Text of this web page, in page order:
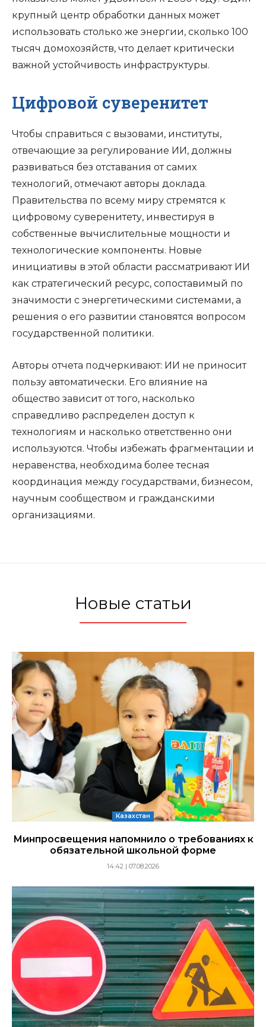
крупный центр обработки данных может
использовать столько же энергии, сколько 100
тысяч домохозяйств, что делает критически
важной устойчивость инфраструктуры.
Цифровой суверенитет
Чтобы справиться с вызовами, институты,
отвечающие за регулирование ИИ, должны
развиваться без отставания от самих
технологий, отмечают авторы доклада.
Правительства по всему миру стремятся к
цифровому суверенитету, инвестируя в
собственные вычислительные мощности и
технологические компоненты. Новые
инициативы в этой области рассматривают ИИ
как стратегический ресурс, сопоставимый по
значимости с энергетическими системами, а
решения о его развитии становятся вопросом
государственной политики.
Авторы отчета подчеркивают: ИИ не приносит
пользу автоматически. Его влияние на
общество зависит от того, насколько
справедливо распределен доступ к
технологиям и насколько ответственно они
используются. Чтобы избежать фрагментации и
неравенства, необходима более тесная
координация между государствами, бизнесом,
научным сообществом и гражданскими
организациями.
Новые статьи
Казахстан
Минпросвещения напомнило о требованиях к
обязательной школьной форме
14:42 | 07.08.2026